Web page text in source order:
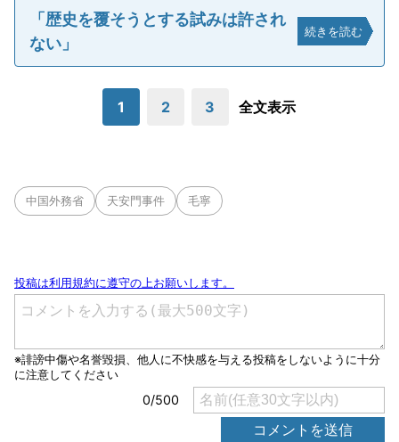
「歴史を覆そうとする試みは許され
ない」
続きを読む
1 2 3 全文表示
中国外務省 天安門事件 毛寧